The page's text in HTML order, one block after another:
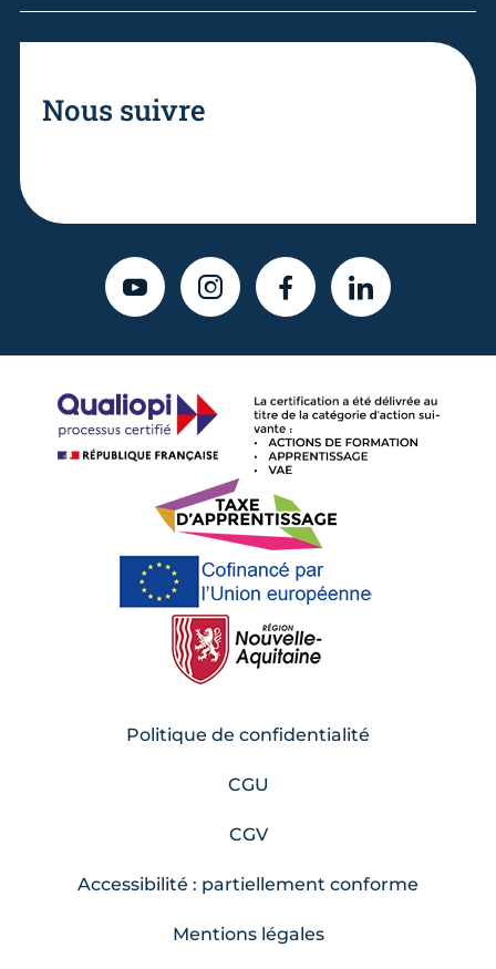
Nous suivre
YOUTUBEINSTAGRAMFACEBOOKLINKEDIN
Politique de confidentialité
CGU
CGV
Accessibilité : partiellement conforme
Mentions légales